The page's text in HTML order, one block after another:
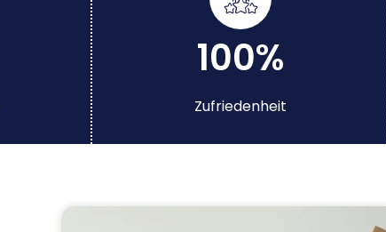
100%
Zufriedenheit